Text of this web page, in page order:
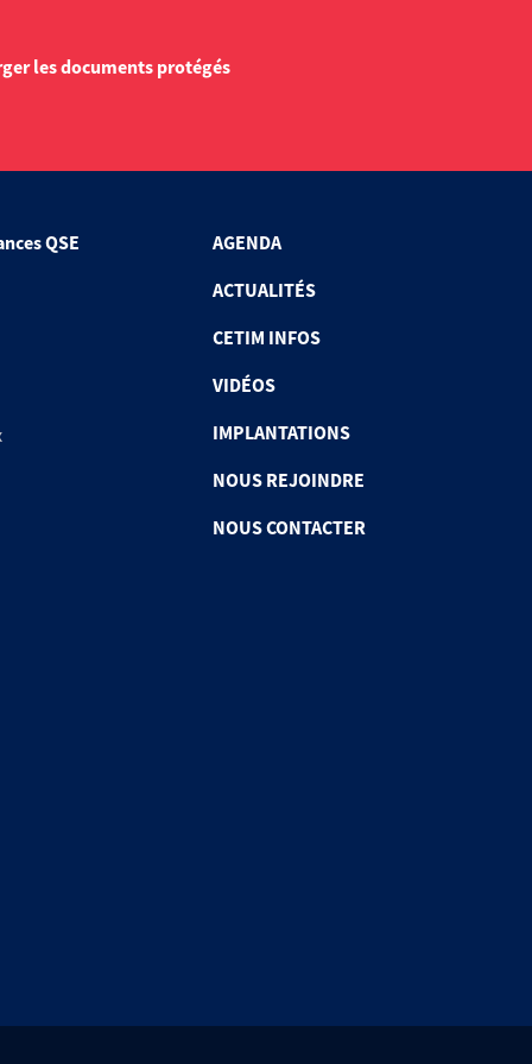
les documents protégés
QSE
AGENDA
ACTUALITÉS
CETIM INFOS
VIDÉOS
IMPLANTATIONS
NOUS REJOINDRE
NOUS CONTACTER